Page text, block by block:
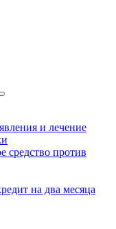
и лечение
средство против
на два месяца